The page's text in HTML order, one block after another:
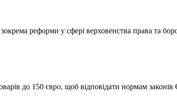
реформи у сфері верховенства права та
до 150 євро, щоб відповідати нормам